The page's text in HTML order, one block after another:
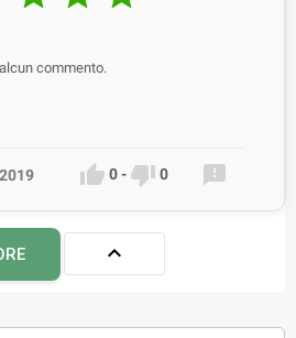
commento.
 0-  0 
